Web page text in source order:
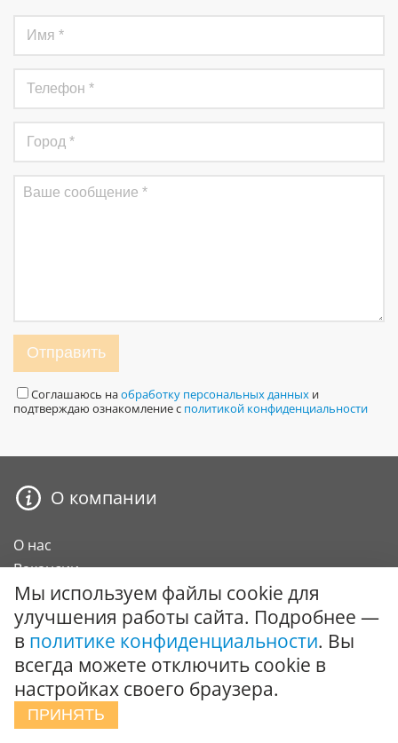
Отправить
Соглашаюсь наобработку персональных данных и
подтверждаю ознакомление с политикой конфиденциальности
О компании
О нас
Вакансии
Сертификаты и награды
Карта сайта
Покупателю
О компании
Оплата
Мы используем файлы cookie для
улучшения работы сайта. Подробнее —
в политике конфиденциальности. Вы
всегда можете отключить cookie в
настройках своего браузера.
ПРИНЯТЬ